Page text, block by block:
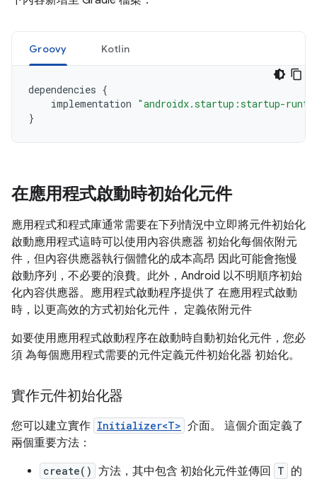
Groovy Kotlin
dependencies {
implementation "androidx.startup:startup-
}
在應用程式啟動時初始化元件
應用程式和程式庫通常需要在下列情況中立即將元件初始化
啟動應用程式這時可以使用內容供應器 初始化每個依附元
件，但內容供應器執行個體化的成本高昂 因此可能會拖慢
啟動序列，不必要的浪費。此外，Android 以不明順序初始
化內容供應器。應用程式啟動程序提供了 在應用程式啟動
時，以更高效的方式初始化元件， 定義依附元件
如要使用應用程式啟動程序在啟動時自動初始化元件，您必
須 為每個應用程式需要的元件定義元件初始化器 初始化。
實作元件初始化器
您可以建立實作 Initializer<T> 介面。 這個介面定義了
兩個重要方法：
create() 方法，其中包含 初始化元件並傳回 T 的